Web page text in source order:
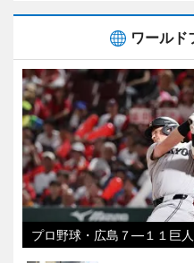
ワールド
プロ野球・広島７―１１巨人